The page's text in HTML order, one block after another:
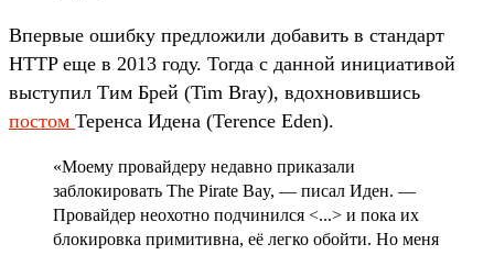
Впервые ошибку предложили добавить в стандарт
HTTP еще в 2013 году. Тогда с данной инициативой
выступил Тим Брей (Tim Bray), вдохновившись
постом Теренса Идена (Terence Eden).
«Моему провайдеру недавно приказали
заблокировать The Pirate Bay, — писал Иден. —
Провайдер неохотно подчинился <...> и пока их
блокировка примитивна, её легко обойти. Но меня